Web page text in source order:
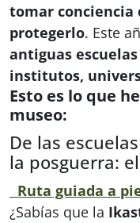
tomar conciencia
protegerlo. Este
antiguas
institutos,
Esto es lo que
museo:
De las
la posguerra:
Ruta guiada a
¿Sabías que la